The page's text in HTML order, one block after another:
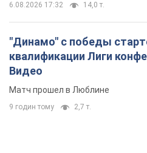
6.08.2026 17:32 14,0 т.
"Динамо" с победы
квалификации Лиги
Видео
Матч прошел в Люблине
9 годин тому 2,7 т.